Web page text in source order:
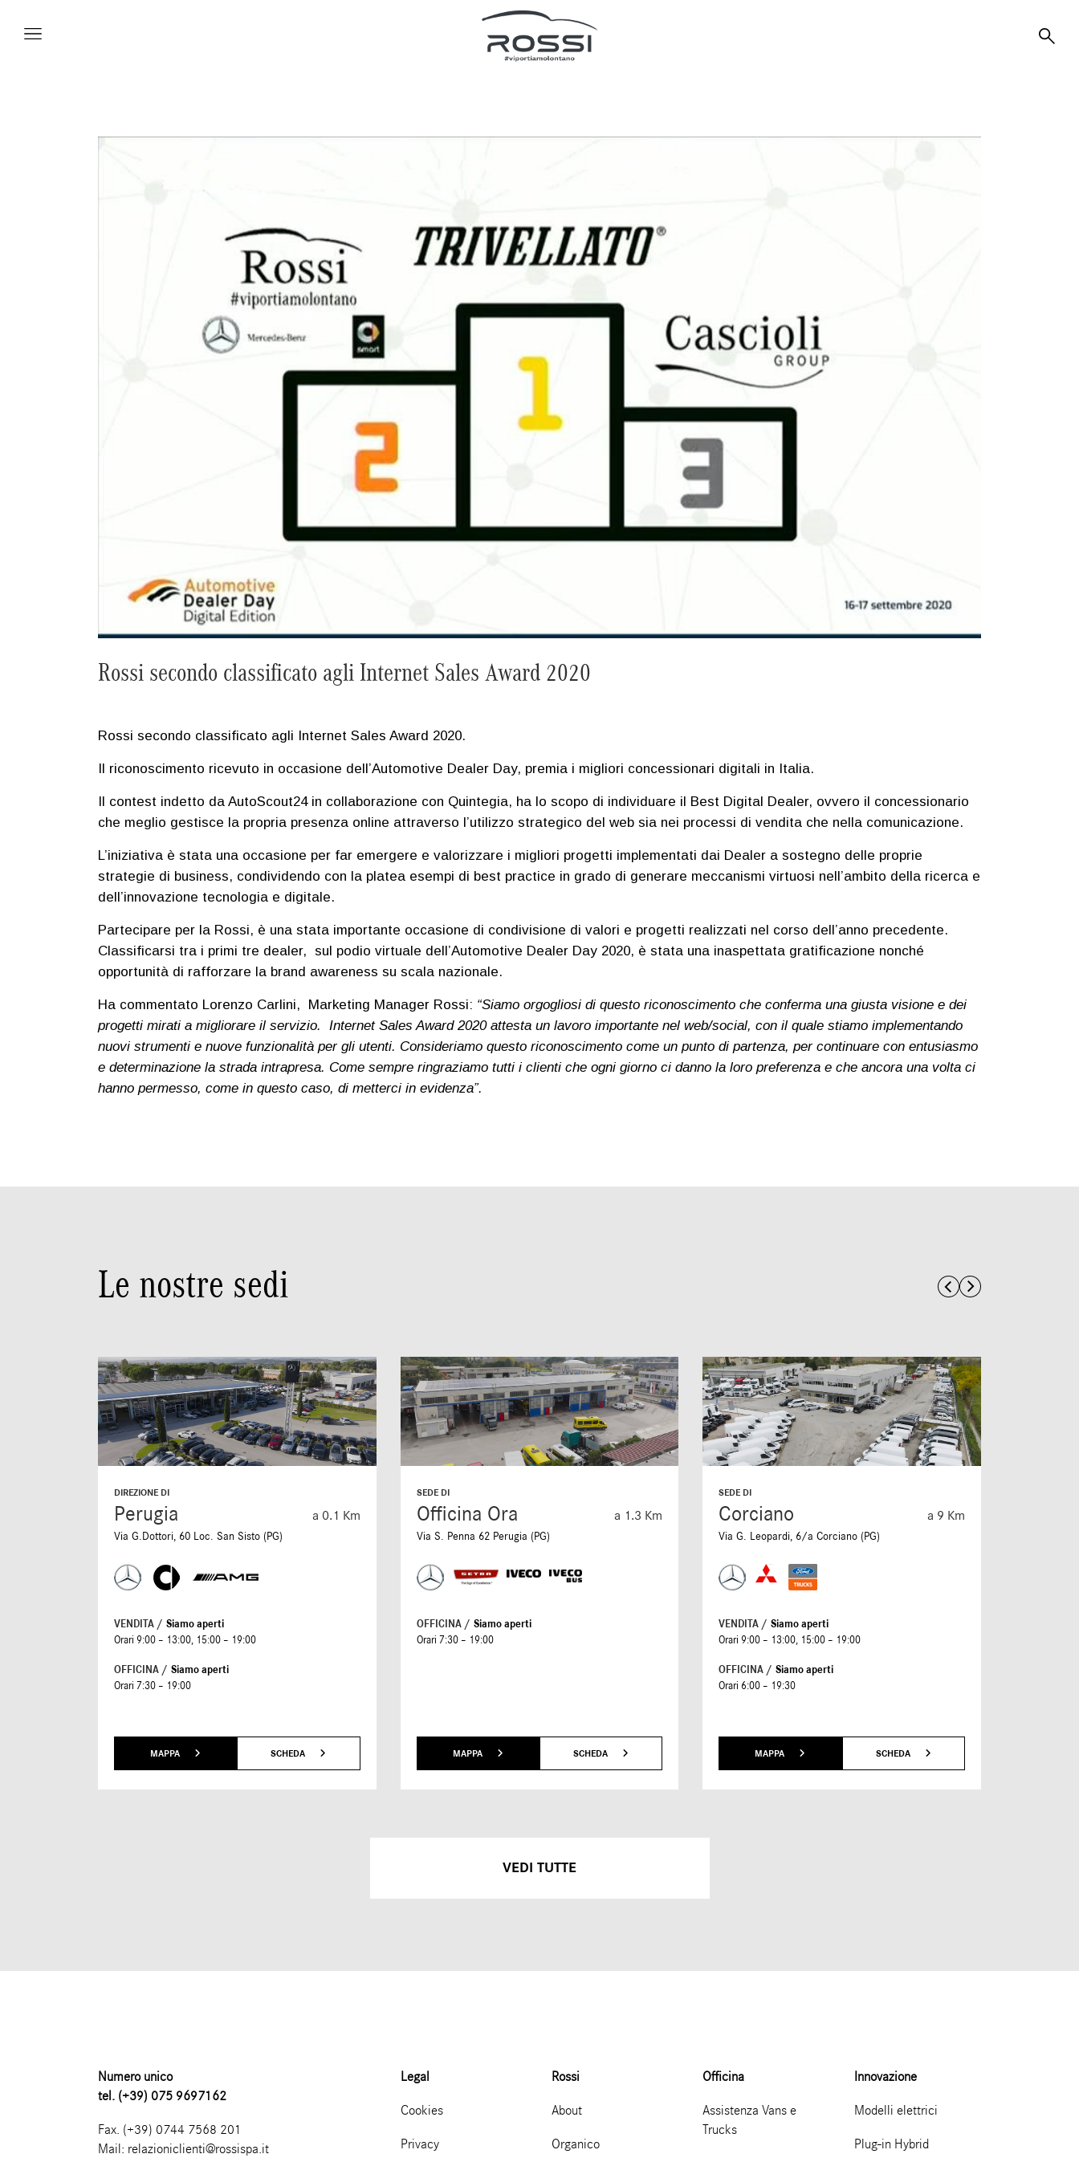
Rossi secondo classificato agli Internet Sales Award 2020
Rossi secondo classificato agli Internet Sales Award 2020.
Il riconoscimento ricevuto in occasione dell’Automotive Dealer Day, premia i migliori concessionari digitali in Italia.
Il contest indetto da AutoScout24 in collaborazione con Quintegia, ha lo scopo di individuare il Best Digital Dealer, ovvero il concessionario
che meglio gestisce la propria presenza online attraverso l’utilizzo strategico del web sia nei processi di vendita che nella comunicazione.
L’iniziativa è stata una occasione per far emergere e valorizzare i migliori progetti implementati dai Dealer a sostegno delle proprie
strategie di business, condividendo con la platea esempi di best practice in grado di generare meccanismi virtuosi nell’ambito della ricerca e
dell’innovazione tecnologia e digitale.
Partecipare per la Rossi, è una stata importante occasione di condivisione di valori e progetti realizzati nel corso dell’anno precedente.
Classificarsi tra i primi tre dealer, sul podio virtuale dell’Automotive Dealer Day 2020, è stata una inaspettata gratificazione nonché
opportunità di rafforzare la brand awareness su scala nazionale.
Ha commentato Lorenzo Carlini, Marketing Manager Rossi: “Siamo orgogliosi di questo riconoscimento che conferma una giusta visione e dei
progetti mirati a migliorare il servizio. Internet Sales Award 2020 attesta un lavoro importante nel web/social, con il quale stiamo implementando
nuovi strumenti e nuove funzionalità per gli utenti. Consideriamo questo riconoscimento come un punto di partenza, per continuare con entusiasmo
e determinazione la strada intrapresa. Come sempre ringraziamo tutti i clienti che ogni giorno ci danno la loro preferenza e che ancora una volta ci
hanno permesso, come in questo caso, di metterci in evidenza”.
Le nostre sedi
DIREZIONE DI
Perugia a 0.1 Km
Via G.Dottori, 60 Loc. San Sisto (PG)
VENDITA / Siamo aperti
Orari 9:00 – 13:00, 15:00 – 19:00
OFFICINA / Siamo aperti
Orari 7:30 – 19:00
MAPPA SCHEDA
SEDE DI
Officina Ora a 1.3 Km
Via S. Penna 62 Perugia (PG)
OFFICINA / Siamo aperti
Orari 7:30 – 19:00
MAPPA SCHEDA
SEDE DI
Corciano a 9 Km
Via G. Leopardi, 6/a Corciano (PG)
VENDITA / Siamo aperti
Orari 9:00 – 13:00, 15:00 – 19:00
OFFICINA / Siamo aperti
Orari 6:00 – 19:30
MAPPA SCHEDA
VEDI TUTTE
Numero unico
tel. (+39) 075 9697162
Fax. (+39) 0744 7568 201
Mail: relazioniclienti@rossispa.it
Legal
Cookies
Privacy
Rossi
About
Organico
Officina
Assistenza Vans e
Trucks
Innovazione
Modelli elettrici
Plug-in Hybrid